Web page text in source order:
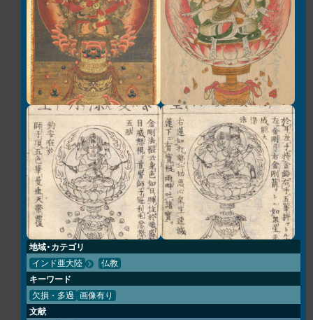
地域・カテゴリ
インド亜大陸 仏教
キーワード
欠損・多過 画像有り
文献